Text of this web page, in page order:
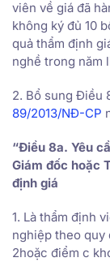
viên về giá đã
không ký đủ 10
quả thẩm định
nghề trong năm
2. Bổ sung Điều
89/2013/NĐ-CP
“Điều 8a. Yêu
Giám đốc hoặc
định giá
1. Là thẩm định
nghiệp theo quy
2hoặc điểm c